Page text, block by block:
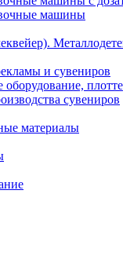
машины
и сувениров
оборудование,
сувениров
материалы